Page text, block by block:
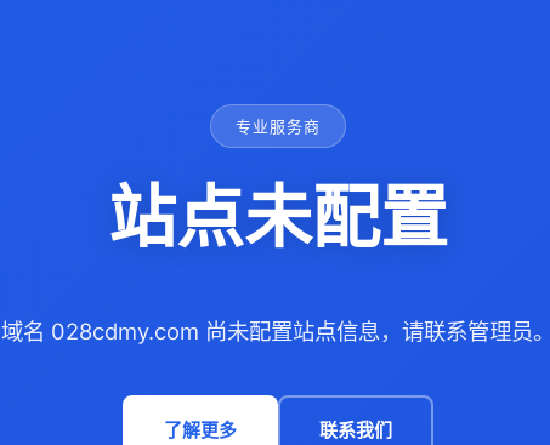
专业服务商
站点未配置
域名 028cdmy.com 尚未配置站点信息，请联系管理员
了解更多 联系我们